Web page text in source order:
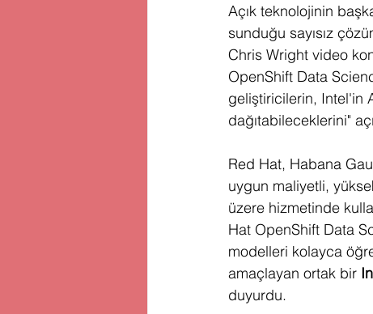
Açık teknolojinin
sunduğu sayısız
Chris Wright video
OpenShift Data
geliştiricilerin, Intel'in
dağıtabileceklerini"
Red Hat, Habana
uygun maliyetli,
üzere hizmetinde
Hat OpenShift Data
modelleri kolayca
amaçlayan ortak bir
duyurdu.